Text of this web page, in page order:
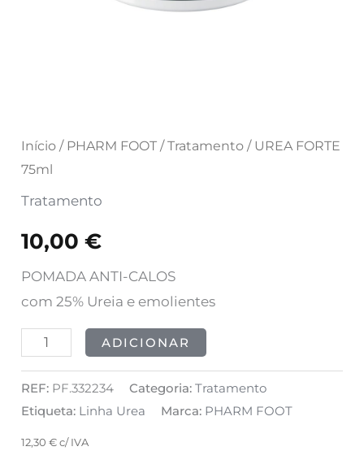
Início / PHARM FOOT /Tratamento / UREA FORTE
75ml
Tratamento
10,00€
POMADA ANTI-CALOS
com 25% Ureia e emolientes
ADICIONAR
REF: PF.332234 Categoria:Tratamento
Etiqueta: Linha Urea Marca: PHARM FOOT
12,30€ c/ IVA